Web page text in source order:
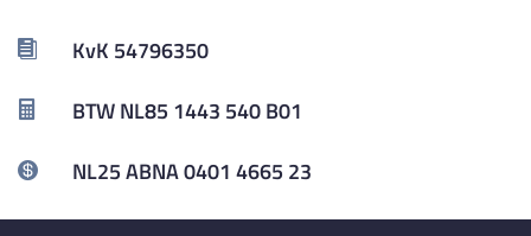
 KvK 54796350
 BTW NL85 1443 540 B01
 NL25 ABNA 0401 4665 23